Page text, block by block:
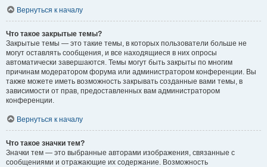
Вернуться к началу
Что такое закрытые темы?
Закрытые темы — это такие темы, в которых пользователи больше не
могут оставлять сообщения, и все находящиеся в них опросы
автоматически завершаются. Темы могут быть закрыты по многим
причинам модератором форума или администратором конференции. Вы
также можете иметь возможность закрывать созданные вами темы, в
зависимости от прав, предоставленных вам администратором
конференции.
Вернуться к началу
Что такое значки тем?
Значки тем — это выбранные авторами изображения, связанные с
сообщениями и отражающие их содержание. Возможность